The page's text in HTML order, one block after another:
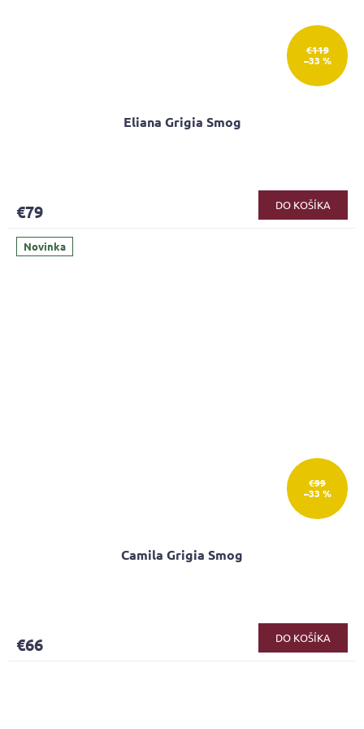
€119
–33 %
Eliana Grigia Smog
€79 DO KOŠÍKA
Novinka
€99
–33 %
Camila Grigia Smog
€66 DO KOŠÍKA